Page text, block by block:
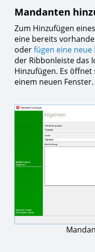
Mandanten
Zum Hinzufügen
eine bereits
oderfügen eine neue
der Ribbonleiste das
Hinzufügen. Es
einem neuen Fenster.